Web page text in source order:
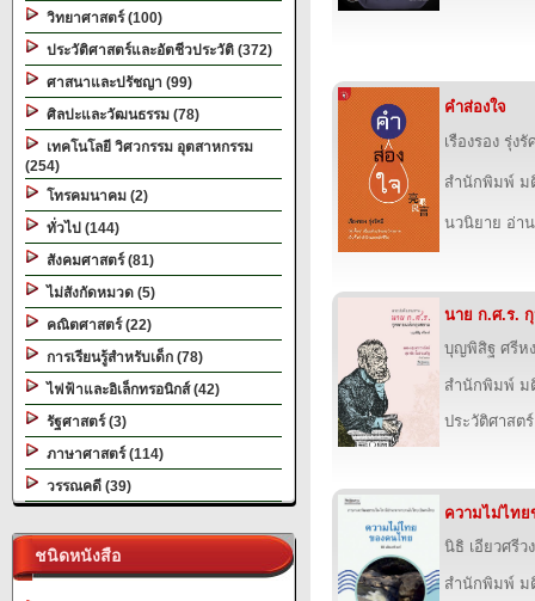
วิทยาศาสตร์ (100)
ประวัติศาสตร์และอัตชีวประวัติ (372)
ศาสนาและปรัชญา (99)
ศิลปะและวัฒนธรรม (78)
เทคโนโลยี วิศวกรรม อุตสาหกรรม
(254)
โทรคมนาคม (2)
ทั่วไป (144)
สังคมศาสตร์ (81)
ไม่สังกัดหมวด (5)
คณิตศาสตร์ (22)
การเรียนรู้สำหรับเด็ก (78)
ไฟฟ้าและอิเล็กทรอนิกส์ (42)
รัฐศาสตร์ (3)
ภาษาศาสตร์ (114)
วรรณคดี (39)
ชนิดหนังสือ
คำส่องใจ
เรืองรอง รุ่งรั
สำนักพิมพ์ ม
นวนิยาย อ่า
นาย ก.ศ.ร.
บุญพิสิฐ ศรีห
สำนักพิมพ์ ม
ประวัติศาสต
ความไม่ไท
นิธิ เอียวศรีว
สำนักพิมพ์ ม